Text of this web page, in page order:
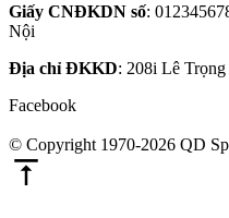
Giấy CNĐKDN số:
Nội
Địa chỉ ĐKKD: 208i Lê
Facebook
© Copyright 1970-2026 QD